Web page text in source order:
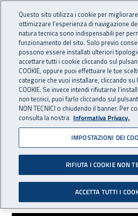
INAIL - Istituto
Navigazione
Navigazione - Ti trovi in:
Home Inail comunica Eventi
dal 17 al 22 maggio 2016
“HEROpean
- Campionato
Scherma
Questo sito utilizza i cookie per
ottimizzare l’esperienza di navigazione
natura tecnica sono indispensabili per
funzionamento del sito. Solo previo
possono essere installati ulteriori
accettare tutti i cookie cliccando sul
COOKIE, oppure puoi effettuare le tue
categorie che vuoi installare, cliccando su
COOKIE. Se invece intendi rifiutarne
non tecnici, puoi farlo cliccando sul
NON TECNICI o chiudendo il banner. Per
consulta la nostra Informativa Privacy.
IMPOSTAZIONI DEI
RIFIUTA I COOKIE NON
ACCETTA TUTTI I